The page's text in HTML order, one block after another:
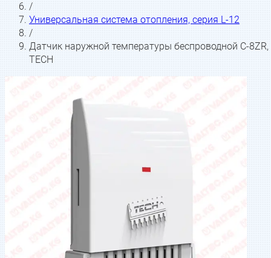
/
Универсальная система отопления, серия L-12
/
Датчик наружной температуры беспроводной C-8ZR,
TECH